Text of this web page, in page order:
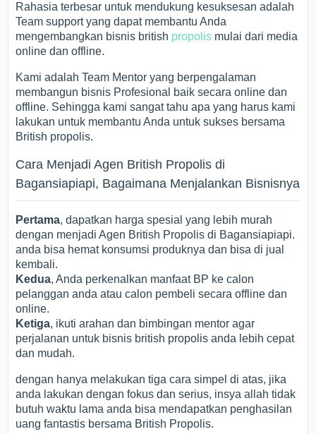
Rahasia terbesar untuk mendukung kesuksesan adalah
Team support yang dapat membantu Anda
mengembangkan bisnis british propolis mulai dari media
online dan offline.
Kami adalah Team Mentor yang berpengalaman
membangun bisnis Profesional baik secara online dan
offline. Sehingga kami sangat tahu apa yang harus kami
lakukan untuk membantu Anda untuk sukses bersama
British propolis.
Cara Menjadi Agen British Propolis di
Bagansiapiapi, Bagaimana Menjalankan Bisnisnya
Pertama, dapatkan harga spesial yang lebih murah
dengan menjadi Agen British Propolis di Bagansiapiapi.
anda bisa hemat konsumsi produknya dan bisa di jual
kembali.
Kedua, Anda perkenalkan manfaat BP ke calon
pelanggan anda atau calon pembeli secara offline dan
online.
Ketiga, ikuti arahan dan bimbingan mentor agar
perjalanan untuk bisnis british propolis anda lebih cepat
dan mudah.
dengan hanya melakukan tiga cara simpel di atas, jika
anda lakukan dengan fokus dan serius, insya allah tidak
butuh waktu lama anda bisa mendapatkan penghasilan
uang fantastis bersama British Propolis.